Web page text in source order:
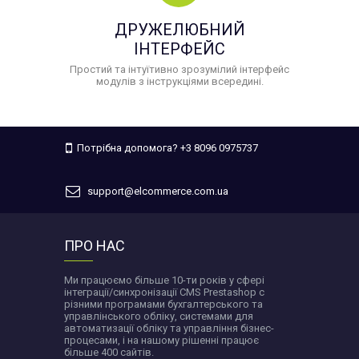
ДРУЖЕЛЮБНИЙ
ІНТЕРФЕЙС
Простий та інтуїтивно зрозумілий інтерфейс
модулів з інструкціями всередині.
Потрібна допомога? +3 8096 0975737
support@elcommerce.com.ua
ПРО НАС
Ми працюємо більше 10-ти років у сфері
інтеграції/синхронізації CMS Prestashop c
різними програмами бухгалтерського та
управлінського обліку, системами для
автоматизації обліку та управління бізнес-
процесами, і на нашому рішенні працює
більше 400 сайтів.